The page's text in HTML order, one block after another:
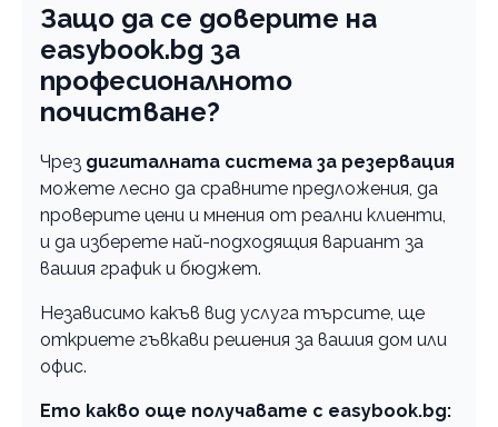
Защо да се доверите на
easybook.bg за
професионалното
почистване?
Чрез дигиталната система за резервация
можете лесно да сравните предложения, да
проверите цени и мнения от реални клиенти,
и да изберете най-подходящия вариант за
вашия график и бюджет.
Независимо какъв вид услуга търсите, ще
откриете гъвкави решения за вашия дом или
офис.
Ето какво още получавате с easybook.bg: